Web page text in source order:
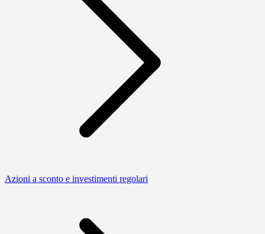
Azioni a sconto e investimenti regolari